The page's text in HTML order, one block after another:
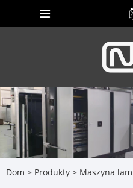
Dom > Produkty > Maszyna